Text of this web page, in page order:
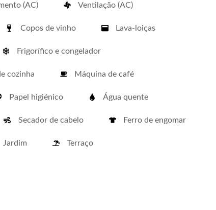
(AC) Ventilação (AC)
Copos de vinho Lava-loiças
Frigorífico e congelador
cozinha Máquina de café
Papel higiénico Água quente
Secador de cabelo Ferro de engomar
Jardim Terraço